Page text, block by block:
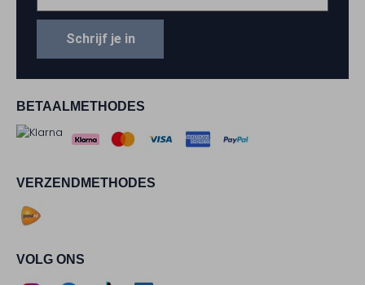
BETAALMETHODES
VERZENDMETHODES
VOLG ONS
Schrijf je in